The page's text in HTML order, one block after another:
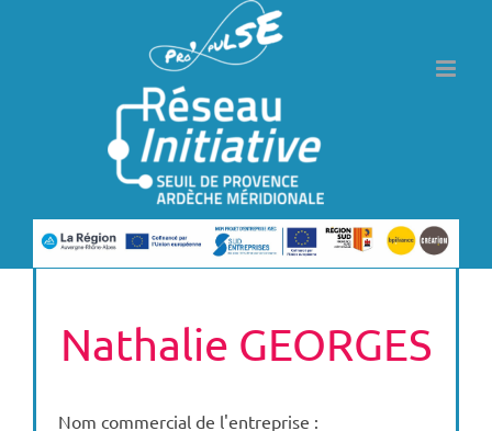
Nathalie GEORGES
Nom commercial de l'entreprise :